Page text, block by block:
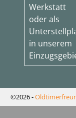
Werkstatt
oder als
in unserem
©2026 -